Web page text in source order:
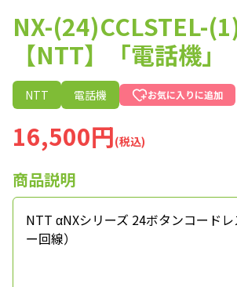
NX-(24)CCLSTEL-
【NTT】「電話機」
NTT 電話機 お気に入りに追加
16,500円(税込)
商品説明
NTT αNXシリーズ 24ボタンコード
ー回線）